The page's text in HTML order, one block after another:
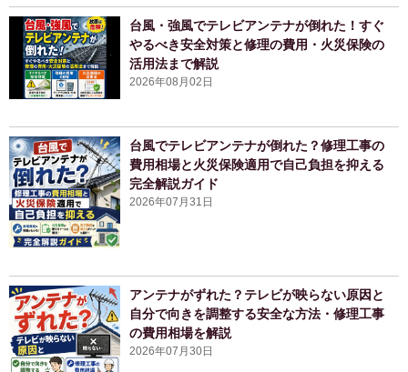
台風・強風でテレビアンテナが倒れた！すぐ
やるべき安全対策と修理の費用・火災保険の
活用法まで解説
2026年08月02日
台風でテレビアンテナが倒れた？修理工事の
費用相場と火災保険適用で自己負担を抑える
完全解説ガイド
2026年07月31日
アンテナがずれた？テレビが映らない原因と
自分で向きを調整する安全な方法・修理工事
の費用相場を解説
2026年07月30日